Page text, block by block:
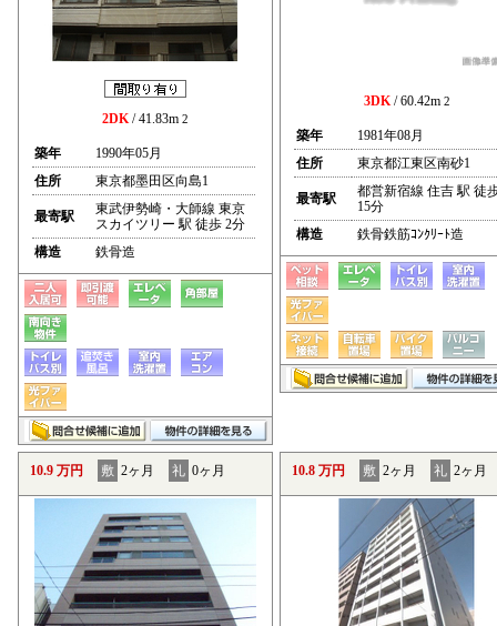
2DK/ 41.83m 2
築年
1990年05月
住所
東京都墨田区向島1
最寄駅
東武伊勢崎・大師線 東京
スカイツリー 駅 徒歩 2分
構造
鉄骨造
3DK/ 60.42m 2
築年
1981年08月
住所
東京都江東区南砂1
最寄駅
都営新宿線 住吉 駅 徒
15分
構造
鉄骨鉄筋ｺﾝｸﾘｰﾄ造
10.9 万円 敷 2ヶ月 礼 0ヶ月 10.8 万円 敷 2ヶ月 礼 2ヶ月